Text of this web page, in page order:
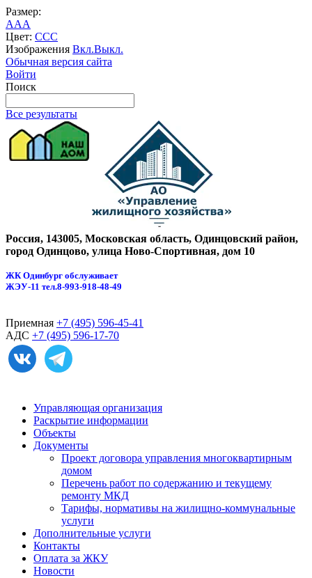
Размер:
AAA
Цвет: CCC
Изображения Вкл.Выкл.
Обычная версия сайта
Войти
Поиск
Все результаты
Россия, 143005, Московская область, Одинцовский район,
город Одинцово, улица Ново-Спортивная, дом 10
ЖК Одинбург обслуживает
ЖЭУ-11 тел.8-993-918-48-49
Приемная +7 (495) 596-45-41
АДС +7 (495) 596-17-70
Управляющая организация
Раскрытие информации
Объекты
Документы
Проект договора управления многоквартирным
домом
Перечень работ по содержанию и текущему
ремонту МКД
Тарифы, нормативы на жилищно-коммунальные
услуги
Дополнительные услуги
Контакты
Оплата за ЖКУ
Новости